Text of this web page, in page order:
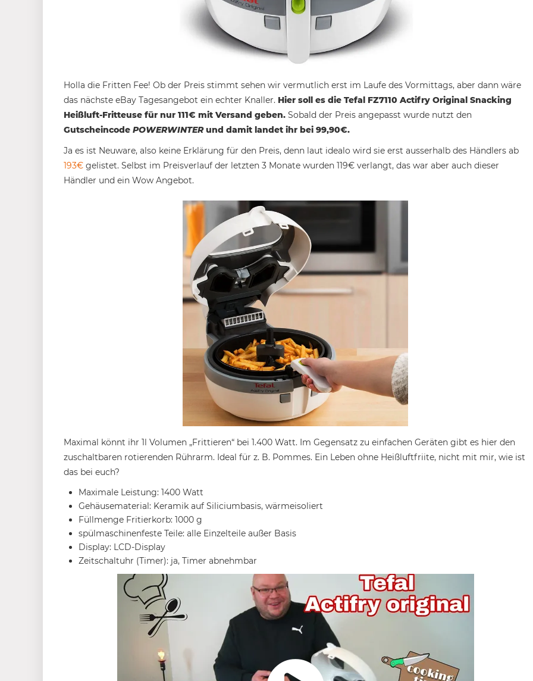
Holla die Fritten Fee! Ob der Preis stimmt sehen wir vermutlich erst im Laufe des Vormittags, aber dann wäre
das nächste eBay Tagesangebot ein echter Knaller. Hier soll es die Tefal FZ7110 Actifry Original Snacking
Heißluft-Fritteuse für nur 111€ mit Versand geben. Sobald der Preis angepasst wurde nutzt den
Gutscheincode POWERWINTERund damit landet ihr bei 99,90€.
Ja es ist Neuware, also keine Erklärung für den Preis, denn laut idealo wird sie erst ausserhalb des Händlers ab
193€ gelistet. Selbst im Preisverlauf der letzten 3 Monate wurden 119€ verlangt, das war aber auch dieser
Händler und ein Wow Angebot.
Maximal könnt ihr 1l Volumen „Frittieren“ bei 1.400 Watt. Im Gegensatz zu einfachen Geräten gibt es hier den
zuschaltbaren rotierenden Rührarm. Ideal für z. B. Pommes. Ein Leben ohne Heißluftfriite, nicht mit mir, wie ist
das bei euch?
Maximale Leistung: 1400 Watt
Gehäusematerial: Keramik auf Siliciumbasis, wärmeisoliert
Füllmenge Fritierkorb: 1000 g
spülmaschinenfeste Teile: alle Einzelteile außer Basis
Display: LCD-Display
Zeitschaltuhr (Timer): ja, Timer abnehmbar